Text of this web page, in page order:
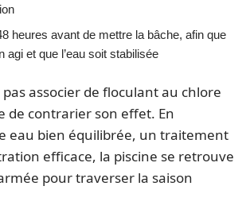
heures avant de mettre la bâche, afin que
agi et que l’eau soit stabilisée
associer de floculant au chlore
de contrarier son effet. En
eau bien équilibrée, un traitement
efficace, la piscine se retrouve
pour traverser la saison